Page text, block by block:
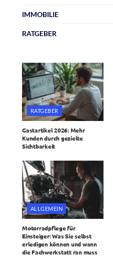
IMMOBILIE
RATGEBER
RATGEBER
Gastartikel 2026: Mehr
Kunden durch gezielte
Sichtbarkeit
ALLGEMEIN
Motorradpflege für
Einsteiger: Was Sie selbst
erledigen können und wann
die Fachwerkstatt ran muss